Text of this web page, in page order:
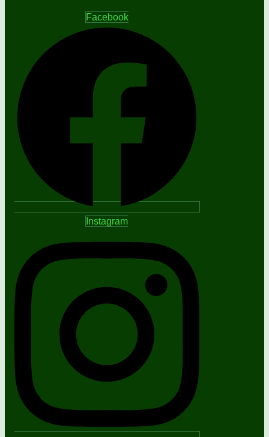
Facebook
Instagram